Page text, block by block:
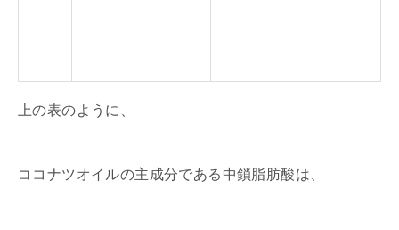
上の表のように、
ココナツオイルの主成分である中鎖脂肪酸は、